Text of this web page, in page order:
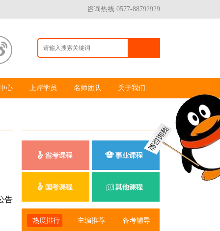
咨询热线 0577-88792929
心 上岸学员 名师团队 关于我们
告
热度排行 主编推荐 备考辅导